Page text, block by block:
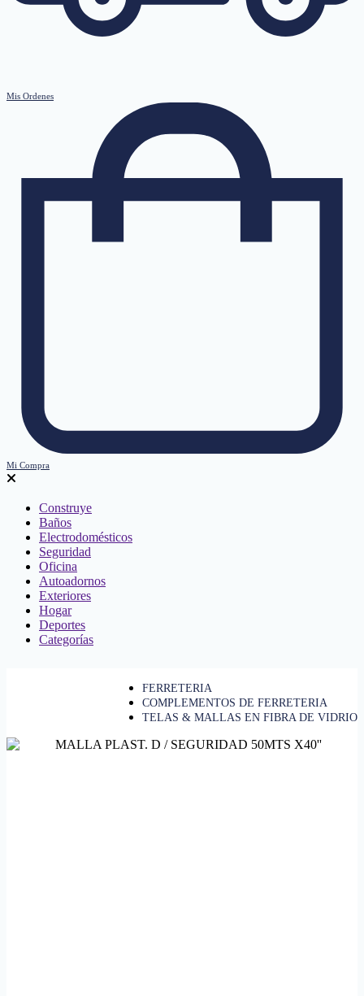
Mis Ordenes
Mi Compra
Construye
Baños
Electrodomésticos
Seguridad
Oficina
Autoadornos
Exteriores
Hogar
Deportes
Categorías
FERRETERIA
COMPLEMENTOS DE FERRETERIA
TELAS & MALLAS EN FIBRA DE VIDRIO